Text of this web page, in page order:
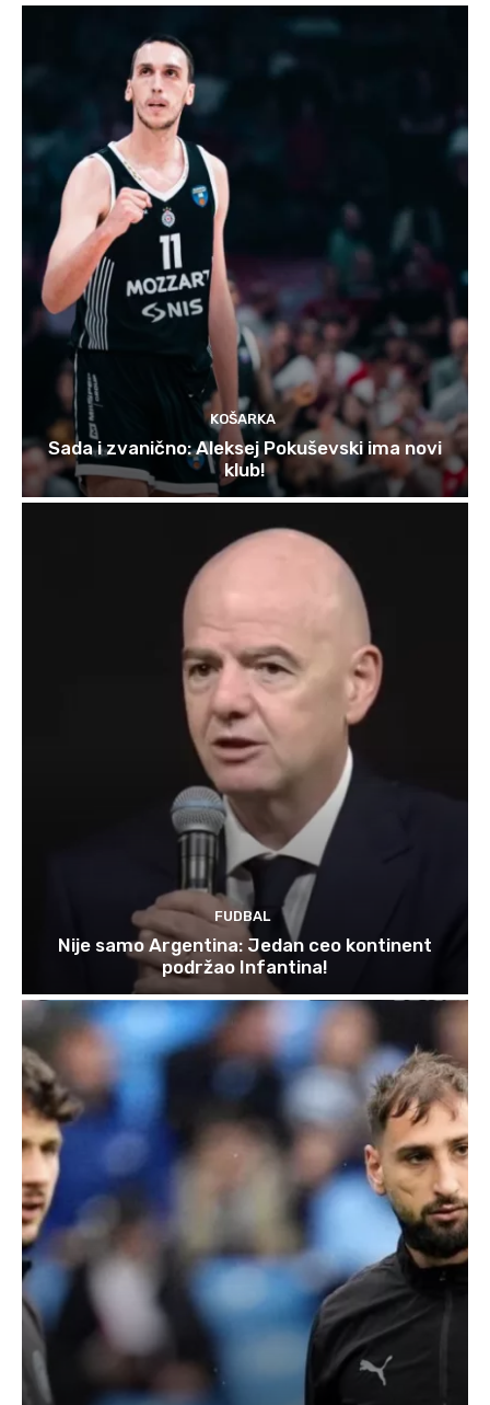
KOŠARKA
Sada i zvanično: Aleksej Pokuševski ima novi
klub!
FUDBAL
Nije samo Argentina: Jedan ceo kontinent
podržao Infantina!